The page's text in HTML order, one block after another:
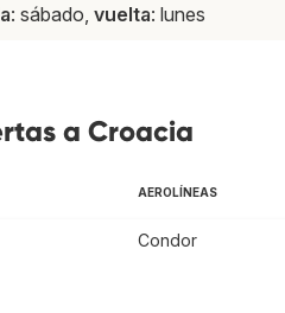
: sábado,vuelta: lunes
a Croacia
AEROLÍNEAS
Condor